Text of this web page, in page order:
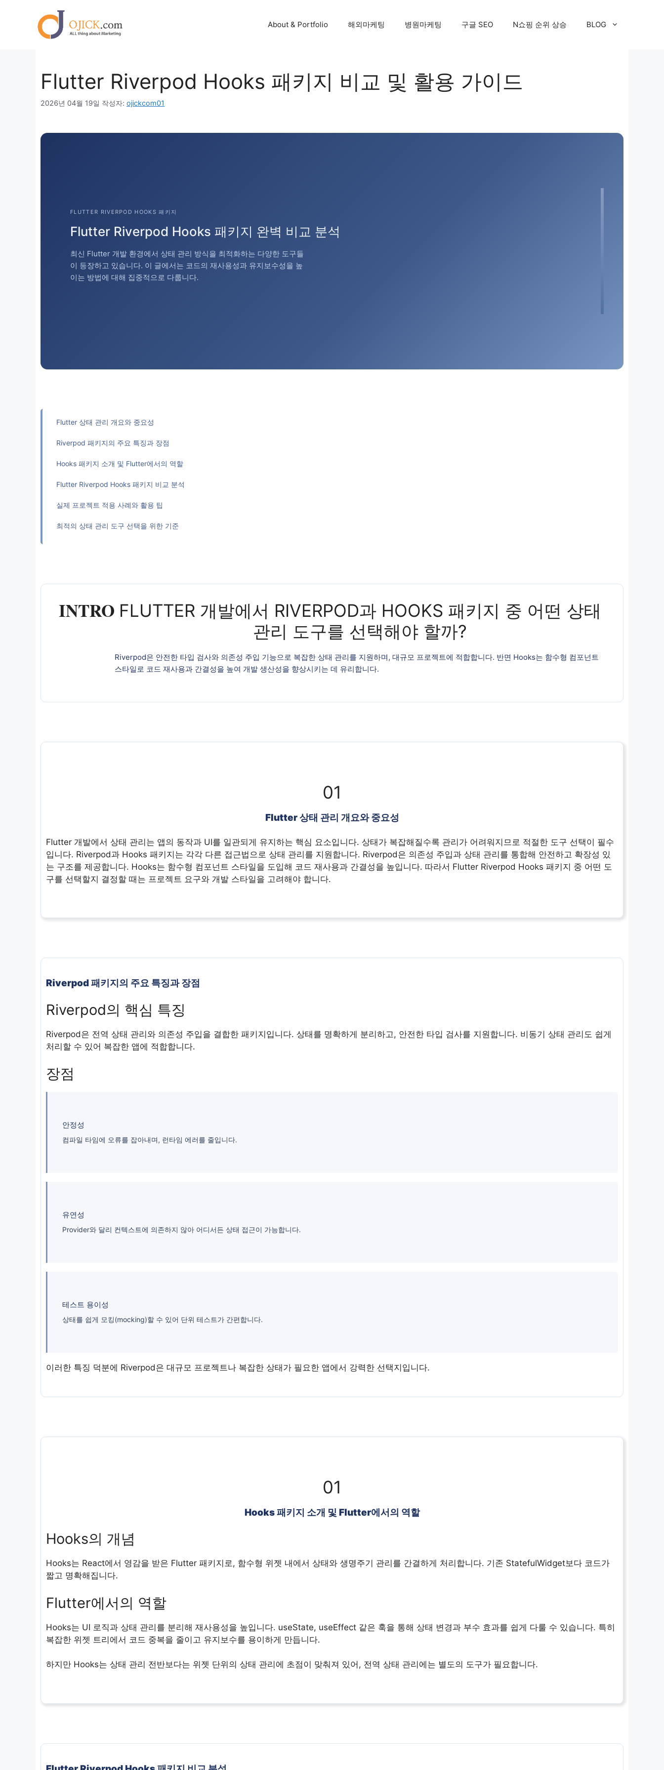
About & Portfolio 해외마케팅 병원마케팅 구글 SEO N쇼핑 순위 상승 BLOG
Flutter Riverpod Hooks 패키지 비교 및 활용 가이드
2026년 04월 19일 작성자: ojickcom01
FLUTTER RIVERPOD HOOKS 패키지
Flutter Riverpod Hooks 패키지 완벽 비교 분석
최신 Flutter 개발 환경에서 상태 관리 방식을 최적화하는 다양한 도구들
이 등장하고 있습니다. 이 글에서는 코드의 재사용성과 유지보수성을 높
이는 방법에 대해 집중적으로 다룹니다.
Flutter 상태 관리 개요와 중요성
Riverpod 패키지의 주요 특징과 장점
Hooks 패키지 소개 및 Flutter에서의 역할
Flutter Riverpod Hooks 패키지 비교 분석
실제 프로젝트 적용 사례와 활용 팁
최적의 상태 관리 도구 선택을 위한 기준
INTRO FLUTTER 개발에서 RIVERPOD과 HOOKS 패키지 중 어떤 상태
관리 도구를 선택해야 할까?
Riverpod은 안전한 타입 검사와 의존성 주입 기능으로 복잡한 상태 관리를 지원하며, 대규모 프로젝트에 적합합니다. 반면 Hooks는 함수형 컴포넌트
스타일로 코드 재사용과 간결성을 높여 개발 생산성을 향상시키는 데 유리합니다.
01
Flutter 상태 관리 개요와 중요성
Flutter 개발에서 상태 관리는 앱의 동작과 UI를 일관되게 유지하는 핵심 요소입니다. 상태가 복잡해질수록 관리가 어려워지므로 적절한 도구 선택이 필수
입니다. Riverpod과 Hooks 패키지는 각각 다른 접근법으로 상태 관리를 지원합니다. Riverpod은 의존성 주입과 상태 관리를 통합해 안전하고 확장성 있
는 구조를 제공합니다. Hooks는 함수형 컴포넌트 스타일을 도입해 코드 재사용과 간결성을 높입니다. 따라서 Flutter Riverpod Hooks 패키지 중 어떤 도
구를 선택할지 결정할 때는 프로젝트 요구와 개발 스타일을 고려해야 합니다.
Riverpod 패키지의 주요 특징과 장점
Riverpod의 핵심 특징
Riverpod은 전역 상태 관리와 의존성 주입을 결합한 패키지입니다. 상태를 명확하게 분리하고, 안전한 타입 검사를 지원합니다. 비동기 상태 관리도 쉽게
처리할 수 있어 복잡한 앱에 적합합니다.
장점
안정성
컴파일 타임에 오류를 잡아내며, 런타임 에러를 줄입니다.
유연성
Provider와 달리 컨텍스트에 의존하지 않아 어디서든 상태 접근이 가능합니다.
테스트 용이성
상태를 쉽게 모킹(mocking)할 수 있어 단위 테스트가 간편합니다.
이러한 특징 덕분에 Riverpod은 대규모 프로젝트나 복잡한 상태가 필요한 앱에서 강력한 선택지입니다.
01
Hooks 패키지 소개 및 Flutter에서의 역할
Hooks의 개념
Hooks는 React에서 영감을 받은 Flutter 패키지로, 함수형 위젯 내에서 상태와 생명주기 관리를 간결하게 처리합니다. 기존 StatefulWidget보다 코드가
짧고 명확해집니다.
Flutter에서의 역할
Hooks는 UI 로직과 상태 관리를 분리해 재사용성을 높입니다. useState, useEffect 같은 훅을 통해 상태 변경과 부수 효과를 쉽게 다룰 수 있습니다. 특히
복잡한 위젯 트리에서 코드 중복을 줄이고 유지보수를 용이하게 만듭니다.
하지만 Hooks는 상태 관리 전반보다는 위젯 단위의 상태 관리에 초점이 맞춰져 있어, 전역 상태 관리에는 별도의 도구가 필요합니다.